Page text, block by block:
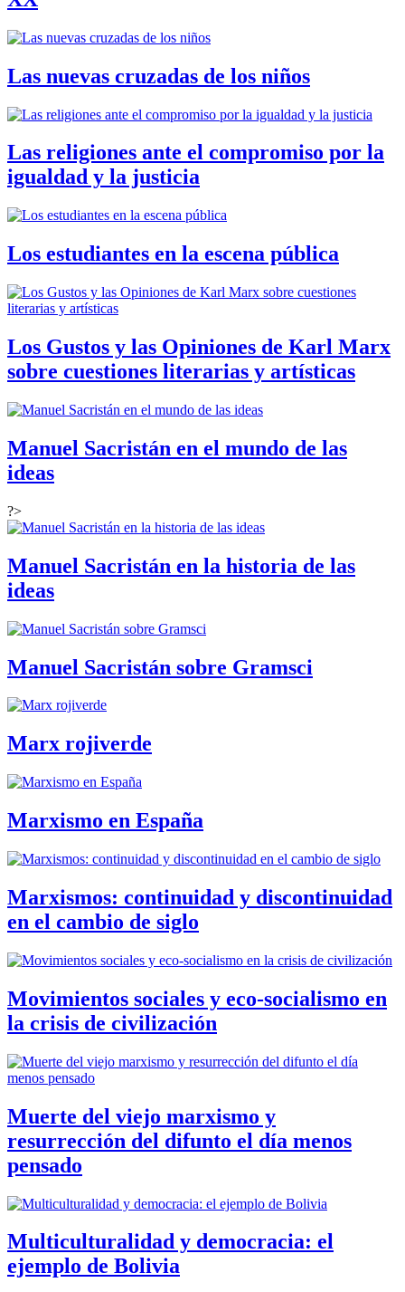
Las nuevas cruzadas de los niños
Las religiones ante el compromiso por la
igualdad y la justicia
Los estudiantes en la escena pública
Los Gustos y las Opiniones de Karl Marx
sobre cuestiones literarias y artísticas
Manuel Sacristán en el mundo de las
ideas
?>
Manuel Sacristán en la historia de las
ideas
Manuel Sacristán sobre Gramsci
Marx rojiverde
Marxismo en España
Marxismos: continuidad y discontinuidad
en el cambio de siglo
Movimientos sociales y eco-socialismo en
la crisis de civilización
Muerte del viejo marxismo y
resurrección del difunto el día menos
pensado
Multiculturalidad y democracia: el
ejemplo de Bolivia